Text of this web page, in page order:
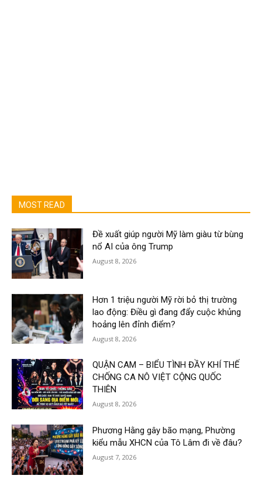
MOST READ
Đề xuất giúp người Mỹ làm giàu từ bùng
nổ AI của ông Trump
August 8, 2026
Hơn 1 triệu người Mỹ rời bỏ thị trường
lao động: Điều gì đang đẩy cuộc khủng
hoảng lên đỉnh điểm?
August 8, 2026
QUẬN CAM – BIỂU TÌNH ĐẦY KHÍ THẾ
CHỐNG CA NÔ VIỆT CỘNG QUỐC
THIÊN
August 8, 2026
Phương Hằng gây bão mạng, Phường
kiểu mẫu XHCN của Tô Lâm đi về đâu?
August 7, 2026